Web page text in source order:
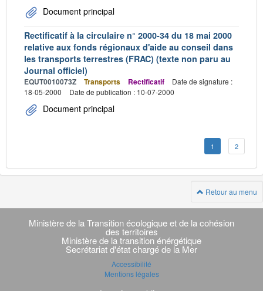
Document principal
Rectificatif à la circulaire n° 2000-34 du 18 mai 2000
relative aux fonds régionaux d'aide au conseil dans
les transports terrestres (FRAC) (texte non paru au
Journal officiel)
EQUT0010073Z Transports Rectificatif
Date de signature :
18-05-2000
Date de publication : 10-07-2000
Document principal
1 2
Retour au menu
Navigation
transverse
Ministère de la Transition écologique et de la cohésion
des territoires
Ministère de la transition énérgétique
Secrétariat d'état chargé de la Mer
Accessibilité
Mentions légales